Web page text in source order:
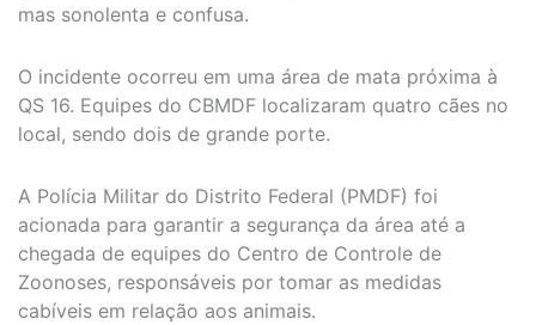
mas sonolenta e confusa.
O incidente ocorreu em uma área de mata próxima à
QS 16. Equipes do CBMDF localizaram quatro cães no
local, sendo dois de grande porte.
A Polícia Militar do Distrito Federal (PMDF) foi
acionada para garantir a segurança da área até a
chegada de equipes do Centro de Controle de
Zoonoses, responsáveis por tomar as medidas
cabíveis em relação aos animais.